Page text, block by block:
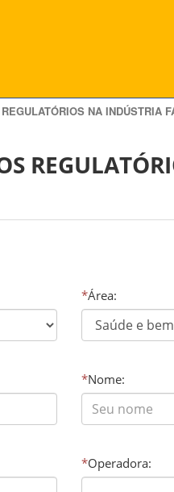
NA INDÚSTRIA
*Área:
*Nome:
*Operadora: